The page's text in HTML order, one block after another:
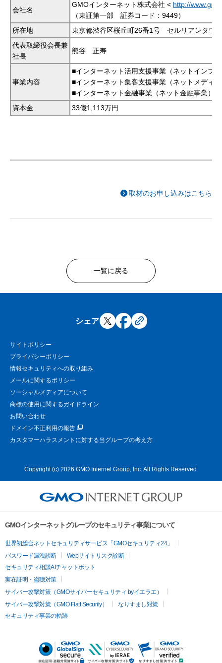
会社名
GMOインターネット株式会社 < http://
（東証第一部 証券コード：9449）
所在地
東京都渋谷区桜丘町26番1号 セルリアンタワー
代表取締役会長兼
社長
熊谷 正寿
事業内容
■インターネット活用支援事業（ネットインフ
■インターネット集客支援事業（ネットメディ
■インターネット金融事業（ネット金融事業）
資本金
33億1,113万円
取材のお申し込みはこちら
一覧に戻る
シェア
サイトポリシー
プライバシーポリシー
情報セキュリティへの取り組み
メールに関するポリシー
ソーシャルメディアについて
商標の使用に関するガイドライン
お問い合わせ
ドメイン不正利用の報告
カスタマーハラスメントに対する当グループの考え方
Copyright (c) 2026 GMO Internet Group, Inc. All Rights Reserved.
GMOインターネットグループのセキュリティ事業について
世界初総合ネットセキュリティサービス「GMOセキュリティ24」
パスワード漏洩診断
Webサイトリスク診断
セキュリティ相談AIチャットボット
実在証明・盗聴対策
サイバー攻撃対策（GMOサイバーセキュリティ byイエラエ）
サイバー攻撃対策（GMO Flatt Security）
なりすまし対策
セキュリティ事業の軌跡